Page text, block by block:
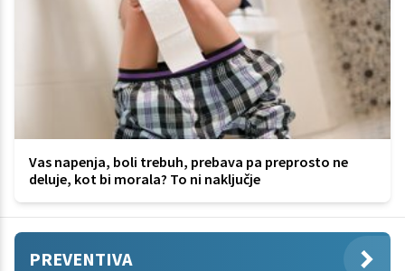
Vas napenja, boli trebuh, prebava pa preprosto ne
deluje, kot bi morala? To ni naključje
PREVENTIVA